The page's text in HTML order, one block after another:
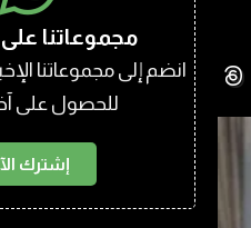
مجموعاتنا
انضم إلى مجموعاتنا
للحصول على آخر
إشترك